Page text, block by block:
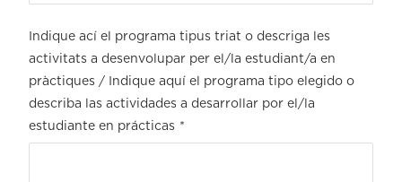
Indique ací el programa tipus triat o descriga les
activitats a desenvolupar per el/la estudiant/a en
pràctiques / Indique aquí el programa tipo elegido o
describa las actividades a desarrollar por el/la
estudiante en prácticas *